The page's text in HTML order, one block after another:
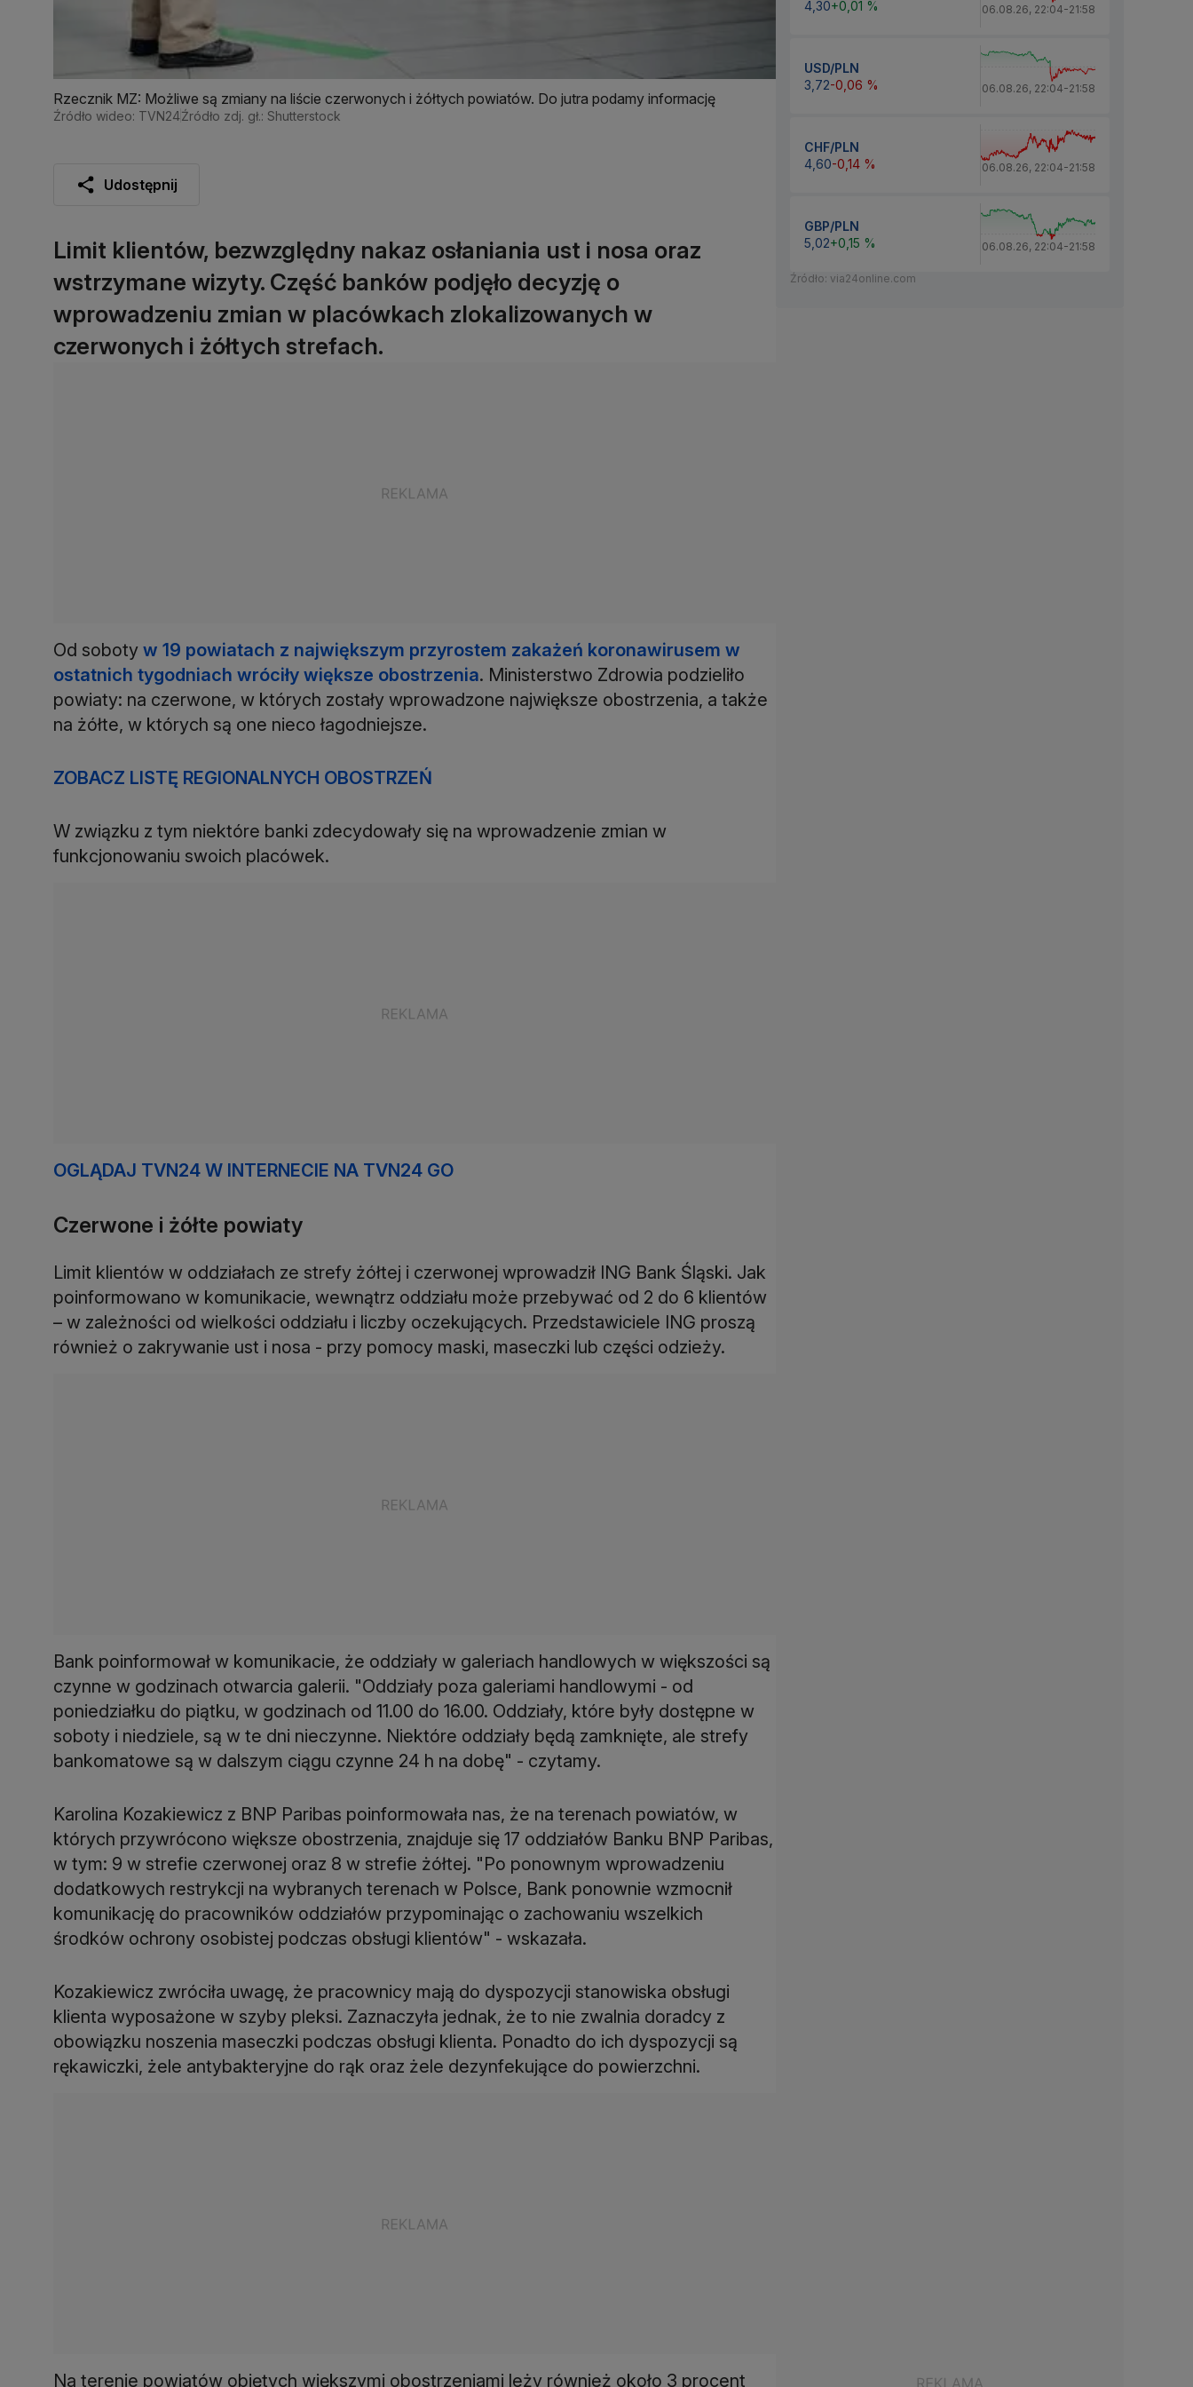
Rzecznik MZ: Możliwe są zmiany na liście czerwonych i żółtych powiatów. Do jutra podamy informację
Źródło wideo: TVN24Źródło zdj. gł.: Shutterstock
Udostępnij
Limit klientów, bezwzględny nakaz osłaniania ust i nosa oraz
wstrzymane wizyty. Część banków podjęło decyzję o
wprowadzeniu zmian w placówkach zlokalizowanych w
czerwonych i żółtych strefach.
Od soboty w 19 powiatach z największym przyrostem zakażeń koronawirusem w
ostatnich tygodniach wróciły większe obostrzenia. Ministerstwo Zdrowia podzieliło
powiaty: na czerwone, w których zostały wprowadzone największe obostrzenia, a także
na żółte, w których są one nieco łagodniejsze.
ZOBACZ LISTĘ REGIONALNYCH OBOSTRZEŃ
W związku z tym niektóre banki zdecydowały się na wprowadzenie zmian w
funkcjonowaniu swoich placówek.
OGLĄDAJ TVN24 W INTERNECIE NA TVN24 GO
Czerwone i żółte powiaty
Limit klientów w oddziałach ze strefy żółtej i czerwonej wprowadził ING Bank Śląski. Jak
poinformowano w komunikacie, wewnątrz oddziału może przebywać od 2 do 6 klientów
– w zależności od wielkości oddziału i liczby oczekujących. Przedstawiciele ING proszą
również o zakrywanie ust i nosa - przy pomocy maski, maseczki lub części odzieży.
Bank poinformował w komunikacie, że oddziały w galeriach handlowych w większości są
czynne w godzinach otwarcia galerii. "Oddziały poza galeriami handlowymi - od
poniedziałku do piątku, w godzinach od 11.00 do 16.00. Oddziały, które były dostępne w
soboty i niedziele, są w te dni nieczynne. Niektóre oddziały będą zamknięte, ale strefy
bankomatowe są w dalszym ciągu czynne 24 h na dobę" - czytamy.
Karolina Kozakiewicz z BNP Paribas poinformowała nas, że na terenach powiatów, w
których przywrócono większe obostrzenia, znajduje się 17 oddziałów Banku BNP Paribas,
w tym: 9 w strefie czerwonej oraz 8 w strefie żółtej. "Po ponownym wprowadzeniu
dodatkowych restrykcji na wybranych terenach w Polsce, Bank ponownie wzmocnił
komunikację do pracowników oddziałów przypominając o zachowaniu wszelkich
środków ochrony osobistej podczas obsługi klientów" - wskazała.
Kozakiewicz zwróciła uwagę, że pracownicy mają do dyspozycji stanowiska obsługi
klienta wyposażone w szyby pleksi. Zaznaczyła jednak, że to nie zwalnia doradcy z
obowiązku noszenia maseczki podczas obsługi klienta. Ponadto do ich dyspozycji są
rękawiczki, żele antybakteryjne do rąk oraz żele dezynfekujące do powierzchni.
Na terenie powiatów objętych większymi obostrzeniami leży również około 3 procent
4,30+0,01 % 06.08.26, 22:04-21:58
USD/PLN
3,72-0,06 % 06.08.26, 22:04-21:58
CHF/PLN
4,60-0,14 % 06.08.26, 22:04-21:58
GBP/PLN
5,02+0,15 % 06.08.26, 22:04-21:58
Źródło: via24online.com